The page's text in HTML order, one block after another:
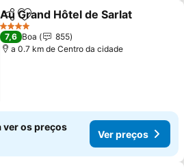
PartilharAdicionar aos favoritos
Au Grand Hôtel de Sarlat
4 Estrelas
7,6 Boa
855
a 0.7 km de Centro da cidade
ver os preços
Ver preços